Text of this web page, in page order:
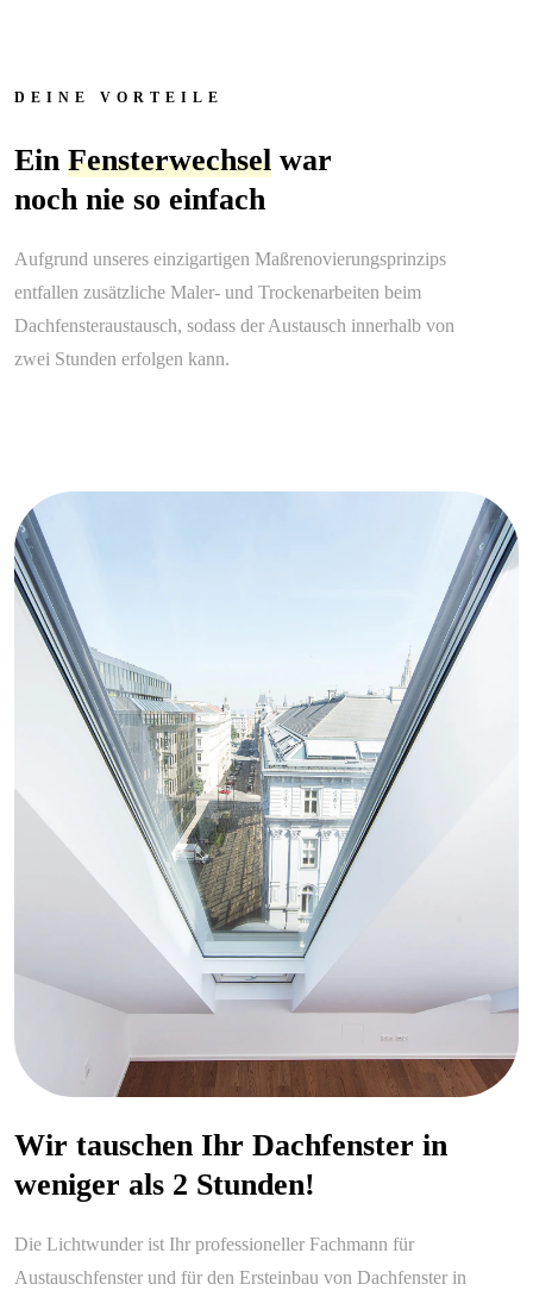
DEINE VORTEILE
Ein Fensterwechsel war
noch nie so einfach
Aufgrund unseres einzigartigen Maßrenovierungsprinzips
entfallen zusätzliche Maler- und Trockenarbeiten beim
Dachfensteraustausch, sodass der Austausch innerhalb von
zwei Stunden erfolgen kann.
Wir tauschen Ihr Dachfenster in
weniger als 2 Stunden!
Die Lichtwunder ist Ihr professioneller Fachmann für
Austauschfenster und für den Ersteinbau von Dachfenster in